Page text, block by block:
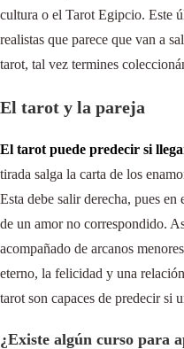
cultura o el Tarot Egipcio. Este
realistas que parece que van a
tarot, tal vez termines
El tarot y la pareja
El tarot puede predecir si
tirada salga la carta de los
Esta debe salir derecha, pues en
de un amor no correspondido.
acompañado de arcanos
eterno, la felicidad y una
tarot son capaces de predecir si
¿Existe algún curso para